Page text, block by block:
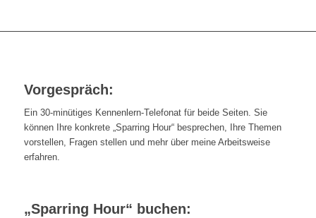
Vorgespräch:
Ein 30-minütiges Kennenlern-Telefonat für beide Seiten. Sie
können Ihre konkrete „Sparring Hour“ besprechen, Ihre Themen
vorstellen, Fragen stellen und mehr über meine Arbeitsweise
erfahren.
„Sparring Hour“ buchen: